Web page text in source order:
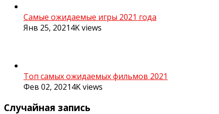
Самые ожидаемые игры 2021 года
Янв 25, 20214Kviews
Топ самых ожидаемых фильмов 2021
Фев 02, 20214Kviews
Случайная запись